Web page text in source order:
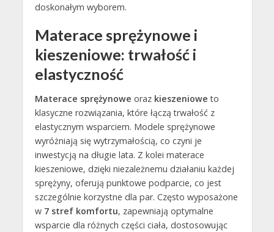
doskonałym wyborem.
Materace sprężynowe i
kieszeniowe: trwałość i
elastyczność
Materace sprężynowe oraz kieszeniowe to
klasyczne rozwiązania, które łączą trwałość z
elastycznym wsparciem. Modele sprężynowe
wyróżniają się wytrzymałością, co czyni je
inwestycją na długie lata. Z kolei materace
kieszeniowe, dzięki niezależnemu działaniu każdej
sprężyny, oferują punktowe podparcie, co jest
szczególnie korzystne dla par. Często wyposażone
w 7 stref komfortu, zapewniają optymalne
wsparcie dla różnych części ciała, dostosowując